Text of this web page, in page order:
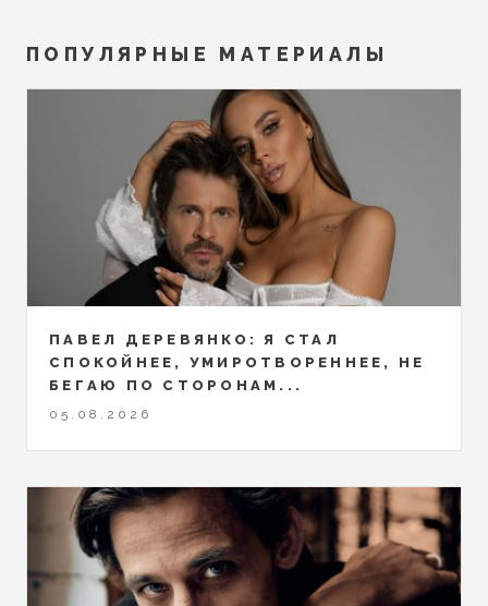
ПОПУЛЯРНЫЕ МАТЕРИАЛЫ
ПАВЕЛ ДЕРЕВЯНКО: Я СТАЛ
СПОКОЙНЕЕ, УМИРОТВОРЕННЕЕ, НЕ
БЕГАЮ ПО СТОРОНАМ...
05.08.2026